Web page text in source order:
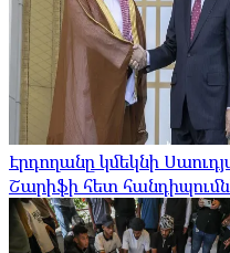
Էրդողանը կմեկնի
Շարիֆի հետ